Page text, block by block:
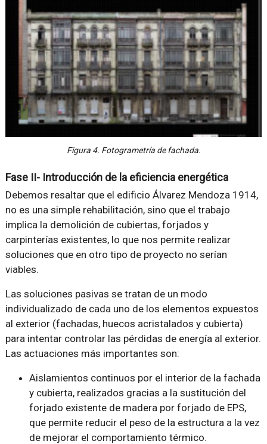
Figura 4. Fotogrametría de fachada.
Fase II- Introducción de la eficiencia energética
Debemos resaltar que el edificio Álvarez Mendoza 1914,
no es una simple rehabilitación, sino que el trabajo
implica la demolición de cubiertas, forjados y
carpinterías existentes, lo que nos permite realizar
soluciones que en otro tipo de proyecto no serían
viables.
Las soluciones pasivas se tratan de un modo
individualizado de cada uno de los elementos expuestos
al exterior (fachadas, huecos acristalados y cubierta)
para intentar controlar las pérdidas de energía al exterior.
Las actuaciones más importantes son:
Aislamientos continuos por el interior de la fachada
y cubierta, realizados gracias a la sustitución del
forjado existente de madera por forjado de EPS,
que permite reducir el peso de la estructura a la vez
de mejorar el comportamiento térmico.